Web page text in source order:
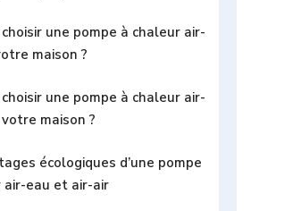
une pompe à chaleur air-
maison ?
une pompe à chaleur air-
maison ?
écologiques d’une pompe
air-eau et air-air